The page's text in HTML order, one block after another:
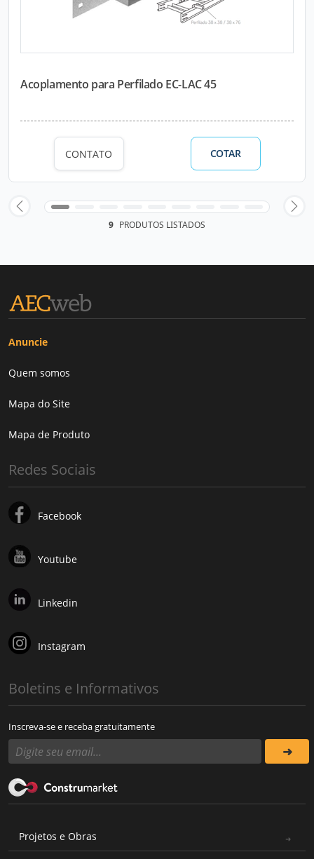
Acoplamento para Perfilado EC-LAC 45
CONTATO COTAR
9 PRODUTOS LISTADOS
Anuncie
Quem somos
Mapa do Site
Mapa de Produto
Redes Sociais
Facebook
Youtube
Linkedin
Instagram
Boletins e Informativos
Inscreva-se e receba gratuitamente
Projetos e Obras